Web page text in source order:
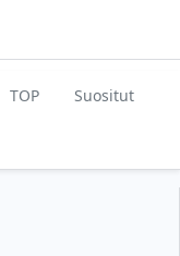
TOP Suositut